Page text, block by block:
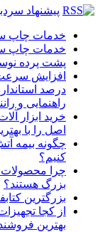
پیشنهاد
خدمات چاپ
خدمات چاپ
پشت پرده
افزایش
درصد
راهنمایی و
خرید ابزار
اصل را با
چگونه بیمه
کنیم؟
بزرگ هستند؟
بزرگترین
از کجا
بهترین